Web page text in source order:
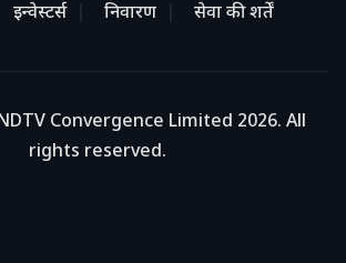
इन्वेस्टर्स निवारण सेवा की शर्तें
Convergence Limited 2026. All
rights reserved.